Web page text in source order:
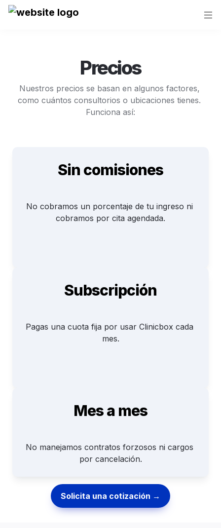
Precios
Nuestros precios se basan en algunos factores,
como cuántos consultorios o ubicaciones tienes.
Funciona así:
Sin comisiones
No cobramos un porcentaje de tu ingreso ni
cobramos por cita agendada.
Subscripción
Pagas una cuota fija por usar Clinicbox cada
mes.
Mes a mes
No manejamos contratos forzosos ni cargos
por cancelación.
Solicita una cotización →